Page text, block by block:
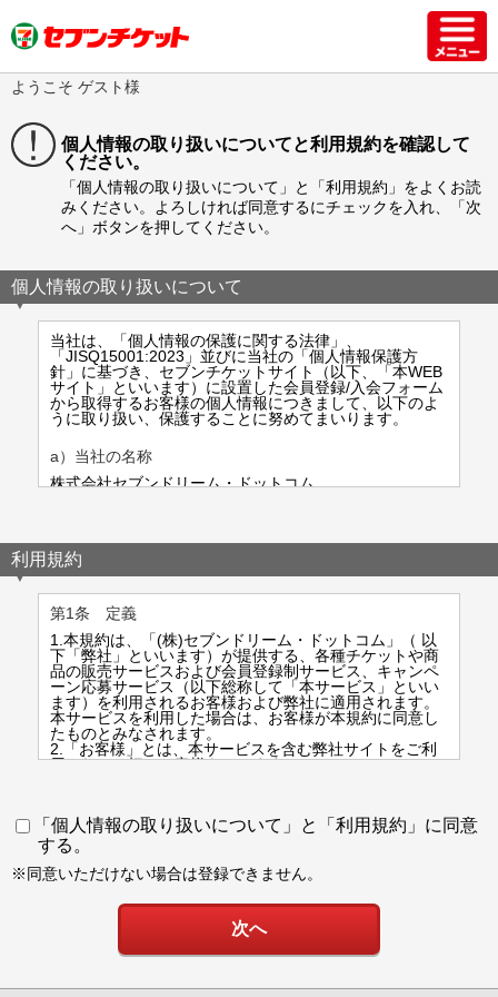
ようこそ ゲスト様
個人情報の取り扱いについてと利用規約を確認して
ください。
「個人情報の取り扱いについて」と「利用規約」をよくお読
みください。よろしければ同意するにチェックを入れ、「次
へ」ボタンを押してください。
個人情報の取り扱いについて
当社は、「個人情報の保護に関する法律」、
「JISQ15001:2023」並びに当社の「個人情報保護方
針」に基づき、セブンチケットサイト（以下、「本WEB
サイト」といいます）に設置した会員登録/入会フォーム
から取得するお客様の個人情報につきまして、以下のよ
うに取り扱い、保護することに努めてまいります。
a）当社の名称
株式会社セブンドリーム・ドットコム
株式会社セブンドリーム・ドットコム
経営管理部GM 古賀 仁
連絡先：03-6238-3691（代表）
c）利用目的
当社は、当社のセブンチケットサービス（以下、「当社
チケットサービス」といいます）への会員登録の際にお
申し出いただいた必要項目についてお客様の個人情報を
取得いたします。取得いたしました個人情報は、以下の
各号に定める目的のために利用します。
(1)チケットの販売および各種サービスの提供のため（受
付、代金決済、引換、払戻し等）
(2)会員サービスの提供のため（登録、本人確認・認証
(4)サービスに関する情報やキャンペーン等のご案内のた
め
(5)各種規約、条件およびポリシーの変更等の通知のため
(6)お問い合わせ等への対応のため
(7)不正な利用もしくは違法となる可能性のある行為等の
防止のため
d）個人情報の第三者への提供
利用規約
第1条 定義
1.本規約は、「(株)セブンドリーム・ドットコム」（ 以
下「弊社」といいます）が提供する、各種チケットや商
品の販売サービスおよび会員登録制サービス、キャンペ
ーン応募サービス（以下総称して「本サービス」といい
ます）を利用されるお客様および弊社に適用されます。
本サービスを利用した場合は、お客様が本規約に同意し
たものとみなされます。
2.「お客様」とは、本サービスを含む弊社サイトをご利
用される一切のお客様をいいます。
権者の同意を得て行うものとします。
第2条 本規約の適用範囲及び変更
規定も、本規約の一部を構成します。また、本規約と個
別規定が異なる場合には、個別規定の定めが優先される
2.弊社は、お客様に対して事前の通知をすることなく本
ありますので、本サービスを利用する場合は必ず本規約
「個人情報の取り扱いについて」と「利用規約」に同意
する。
※同意いただけない場合は登録できません。